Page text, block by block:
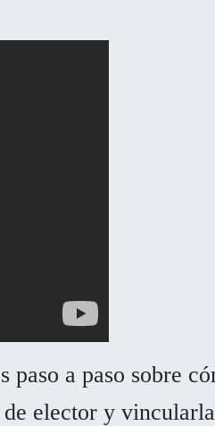
a paso sobre
elector y